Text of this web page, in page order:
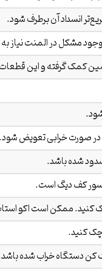
انسداد آن برطرف شود.
مشکل در المنت نیاز به
در صورت خرابی تعویض شود.
شده باشد.
کف دیگ است.
ممکن است اکو
کنید.
خراب شده باشد.